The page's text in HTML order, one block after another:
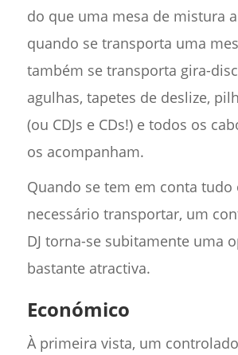
do que uma mesa de mistura
quando se transporta uma
também se transporta gira-
agulhas, tapetes de deslize,
(ou CDJs e CDs!) e todos os
os acompanham.
Quando se tem em conta tudo
necessário transportar, um
DJ torna-se subitamente uma
bastante atractiva.
Económico
À primeira vista, um